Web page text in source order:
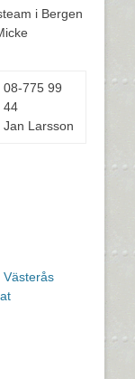
i Bergen
08-775 99
44
Jan Larsson
Västerås